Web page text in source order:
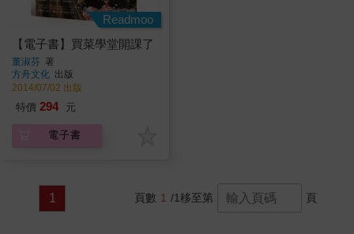
Readmoo
【電子書】買菜學堂開課了
董淑芬 著
方舟文化 出版
2014/07/02 出版
特價 294 元
電子書
1 頁數 1 /1移至第 頁